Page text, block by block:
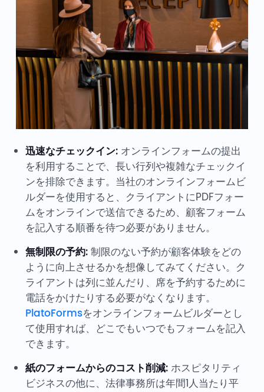
迅速なチェックイン:オンラインフォームの提出
を利用することで、長い行列や複雑なチェックイ
ンを排除できます。当社のオンラインフォームビ
ルダーを使用すると、クライアントにPDFフォー
ムをオンラインで送信できるため、顧客フォーム
を記入する順番を待つ必要がありません。
無制限の予約:制限のない予約が顧客体験をどの
ように向上させるかを想像してみてください。ク
ライアントは列に並んだり、席を予約するために
電話をかけたりする必要がなくなります。
PlatoFormsをオンラインフォームビルダーとし
て使用すれば、どこでもいつでもフォームを記入
できます。
紙のフォームからのコスト削減:ホスピタリティ
ビジネスの他に、法律事務所は年間1人当たり平